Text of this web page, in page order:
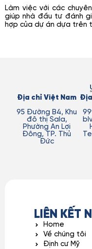
Làm việc với các
giúp nhà đầu tư đánh
hợp của dự án dựa trên
Địa chỉ Việt Nam
95 Đường B4, Khu
đô thị Sala,
Phường An Lợi
Đông, TP. Thủ
Đức
LIÊN KẾT
Home
Về chúng tôi
Định cư Mỹ